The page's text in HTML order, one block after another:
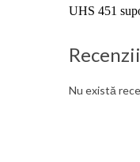
UHS 451
Recenzii
Nu există